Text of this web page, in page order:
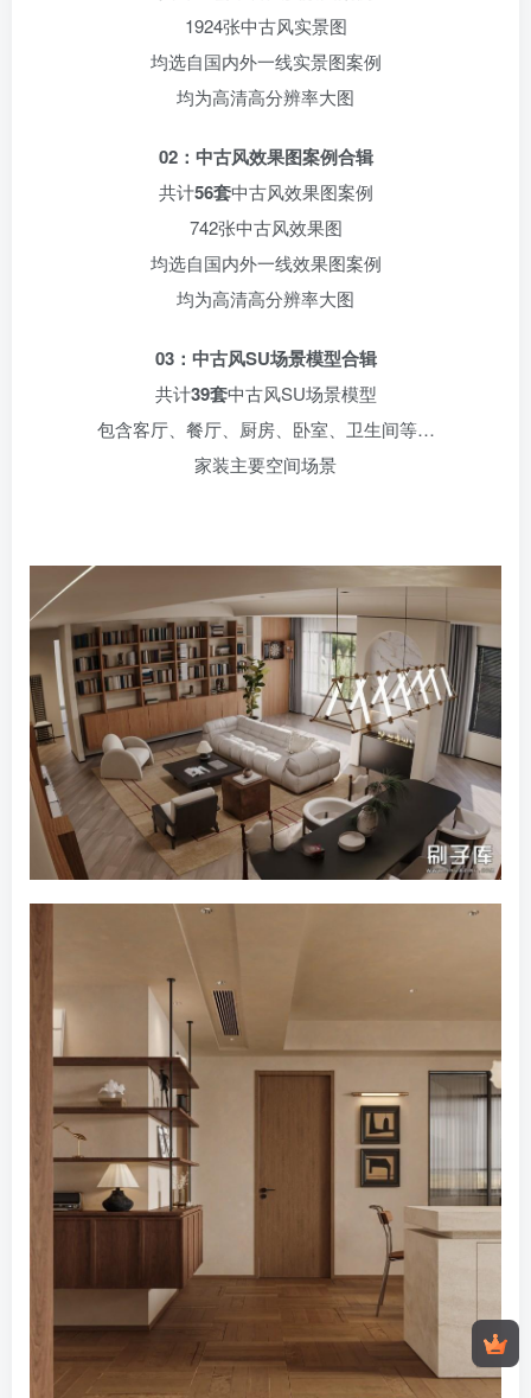
1924张中古风实景图
均选自国内外一线实景图案例
均为高清高分辨率大图
02：中古风效果图案例合辑
共计56套中古风效果图案例
742张中古风效果图
均选自国内外一线效果图案例
均为高清高分辨率大图
03：中古风SU场景模型合辑
共计39套中古风SU场景模型
包含客厅、餐厅、厨房、卧室、卫生间等…
家装主要空间场景